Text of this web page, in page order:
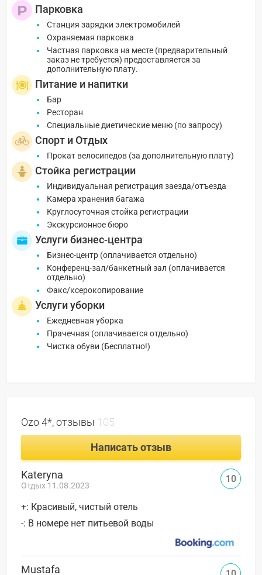
Парковка
Cтанция зарядки электромобилей
Охраняемая парковка
Частная парковка на месте (предварительный
заказ не требуется) предоставляется за
дополнительную плату.
Питание и напитки
Бар
Ресторан
Специальные диетические меню (по запросу)
Спорт и Отдых
Прокат велосипедов (за дополнительную плату)
Стойка регистрации
Индивидуальная регистрация заезда/отъезда
Камера хранения багажа
Круглосуточная стойка регистрации
Экскурсионное бюро
Услуги бизнес-центра
Бизнес-центр (оплачивается отдельно)
Конференц-зал/банкетный зал (оплачивается
отдельно)
Факс/ксерокопирование
Услуги уборки
Ежедневная уборка
Прачечная (оплачивается отдельно)
Чистка обуви (Бесплатно!)
Ozo 4*, отзывы 105
Написать отзыв
Kateryna
Отдых 11.08.2023
+: Красивый, чистый отель
-: В номере нет питьевой воды
10
Mustafa